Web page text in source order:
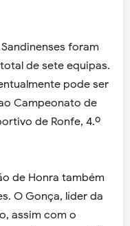
foram
de sete equipas.
pode ser
Campeonato de
de Ronfe, 4.º
de Honra também
O Gonça, líder da
assim com o